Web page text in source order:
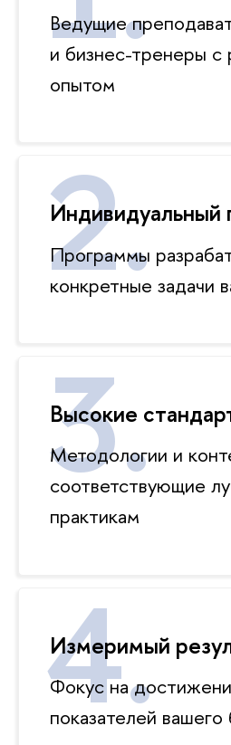
Ведущие
и бизнес-тренеры с
опытом
Индивидуальный
Программы
конкретные задачи
Высокие
Методологии и
соответствующие
практикам
Измеримый
Фокус на
показателей вашего